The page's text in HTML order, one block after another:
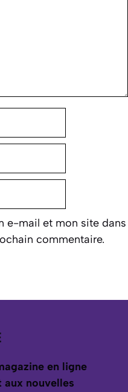
e-mail et mon site dans
commentaire.
en ligne
aux nouvelles